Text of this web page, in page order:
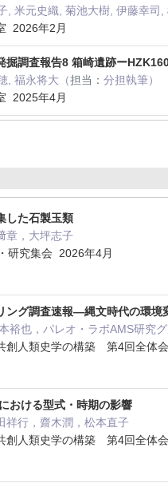
, 米元史織, 菊池大樹, 伊藤幸司,
2026年2月
掘調査報告8 箱崎遺跡ー
, 福永将大（担当： 分担執筆）
2025年4月
した石製玉類
章，大坪志子
研究集会 2026年4月
ング調査速報―縄文時代の環
裕也，パレオ・ラボAMS研究
創人類史学の構築 第4回全体
おける型式・時期の影響
祥行，齋木潤，松本直子
創人類史学の構築 第4回全体